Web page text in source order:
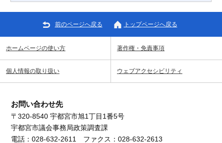
前のページへ戻る トップページへ戻る
ホームページの使い方 著作権・免責事項
個人情報の取り扱い ウェブアクセシビリティ
お問い合わせ先
〒320-8540 宇都宮市旭1丁目1番5号
宇都宮市議会事務局政策調査課
電話：028-632-2611 ファクス：028-632-2613